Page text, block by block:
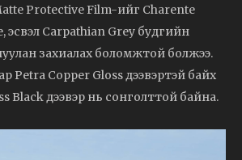
Protective Film-ийг Charente
эсвэл Carpathian Grey будгийн
захиалах боломжтой болжээ.
Petra Copper Gloss дээвэртэй байх
Black дээвэр нь сонголттой байна.